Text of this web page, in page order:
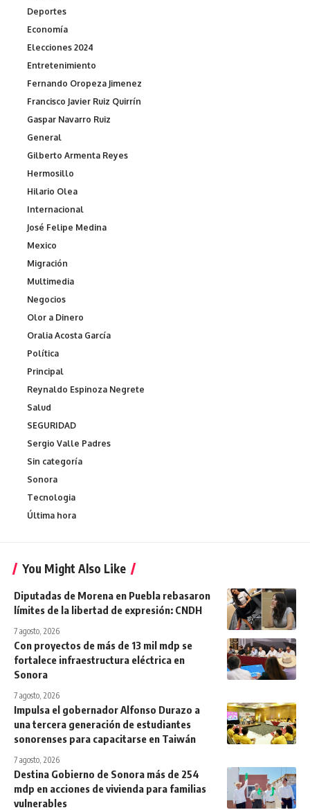
Deportes
Economía
Elecciones 2024
Entretenimiento
Fernando Oropeza Jimenez
Francisco Javier Ruiz Quirrín
Gaspar Navarro Ruiz
General
Gilberto Armenta Reyes
Hermosillo
Hilario Olea
Internacional
José Felipe Medina
Mexico
Migración
Multimedia
Negocios
Olor a Dinero
Oralia Acosta García
Política
Principal
Reynaldo Espinoza Negrete
Salud
SEGURIDAD
Sergio Valle Padres
Sin categoría
Sonora
Tecnologia
Última hora
You Might Also Like
Diputadas de Morena en Puebla rebasaron
límites de la libertad de expresión: CNDH
7 agosto, 2026
Con proyectos de más de 13 mil mdp se
fortalece infraestructura eléctrica en
Sonora
7 agosto, 2026
Impulsa el gobernador Alfonso Durazo a
una tercera generación de estudiantes
sonorenses para capacitarse en Taiwán
7 agosto, 2026
Destina Gobierno de Sonora más de 254
mdp en acciones de vivienda para familias
vulnerables